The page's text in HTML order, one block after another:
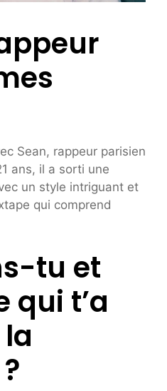
Sean, rappeur parisien
ans, il a sorti une
un style intriguant et
qui comprend
tu et
qui t’a